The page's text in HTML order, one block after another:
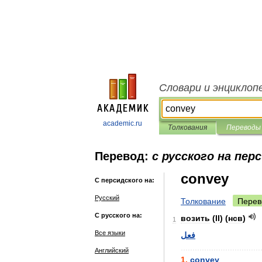
academic.ru
Словари и
Толкования Переводы
Перевод: с русского на
С персидского на:
Русский
С русского на:
Все языки
Английский
convey
Толкование
1 возить (II) (нсв)
فعل
1. convey